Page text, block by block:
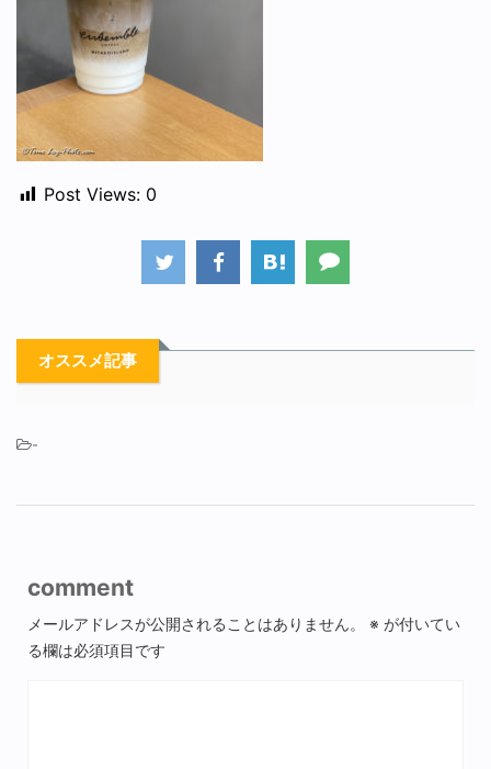
Post Views: 0
オススメ記事
-
comment
メールアドレスが公開されることはありません。 ※ が付いてい
る欄は必須項目です